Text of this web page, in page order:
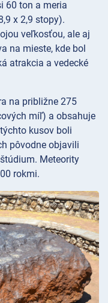
60 ton a meria
x 2,9 stopy).
veľkosťou, ale aj
na mieste, kde bol
atrakcia a vedecké
na približne 275
míľ) a obsahuje
kusov boli
pôvodne objavili
Meteority
rokmi.